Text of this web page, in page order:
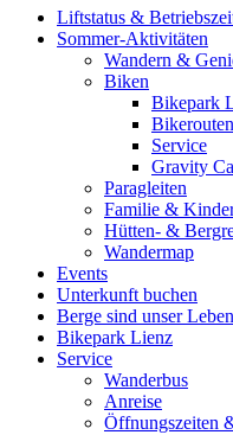
Liftstatus &
Sommer-Aktivitäten
Wandern &
Biken
Bikepark
Bikerouten
Service
Gravity
Paragleiten
Familie &
Hütten- &
Wandermap
Events
Unterkunft buchen
Berge sind unser Leben
Bikepark Lienz
Service
Wanderbus
Anreise
Öffnungszeiten